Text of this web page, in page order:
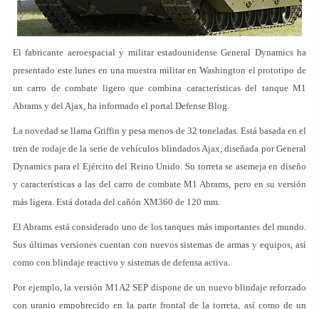
El fabricante aeroespacial y militar estadounidense General Dynamics ha
presentado este lunes en una muestra militar en Washington el prototipo de
un carro de combate ligero que combina características del tanque M1
Abrams y del Ajax, ha informado el portal Defense Blog.
La novedad se llama Griffin y pesa menos de 32 toneladas. Está basada en el
tren de rodaje de la serie de vehículos blindados Ajax, diseñada por General
Dynamics para el Ejército del Reino Unido. Su torreta se asemeja en diseño
y características a las del carro de combate M1 Abrams, pero en su versión
más ligera. Está dotada del cañón XM360 de 120 mm.
El Abrams está considerado uno de los tanques más importantes del mundo.
Sus últimas versiones cuentan con nuevos sistemas de armas y equipos, así
como con blindaje reactivo y sistemas de defensa activa.
Por ejemplo, la versión M1A2 SEP dispone de un nuevo blindaje reforzado
con uranio empobrecido en la parte frontal de la torreta, así como de un